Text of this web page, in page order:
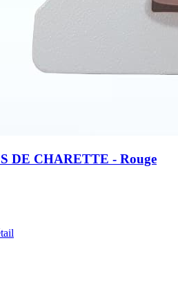
DE CHARETTE - Rouge